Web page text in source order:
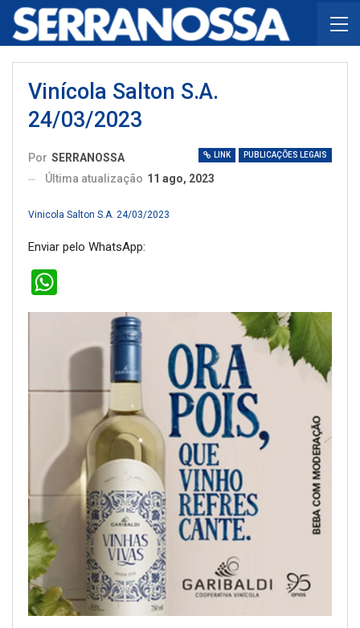
Vinícola Salton S.A.
24/03/2023
LINK PUBLICAÇÕES LEGAIS
Por SERRANOSSA
Última atualização 11 ago, 2023
Vinicola Salton S.A. 24/03/2023
Enviar pelo WhatsApp: